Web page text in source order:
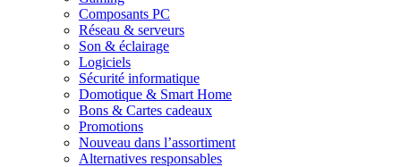
Composants PC
Réseau & serveurs
Son & éclairage
Logiciels
Sécurité informatique
Domotique & Smart Home
Bons & Cartes cadeaux
Promotions
Nouveau dans l’assortiment
Alternatives responsables